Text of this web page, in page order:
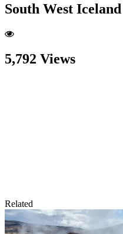
South West Iceland
5,792 Views
Related